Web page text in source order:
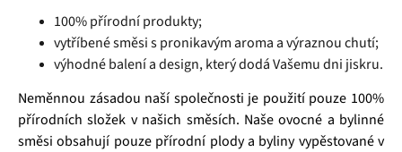
100% přírodní produkty;
vytříbené směsi s pronikavým aroma a výraznou chutí;
výhodné balení a design, který dodá Vašemu dni jiskru.
Neměnnou zásadou naší společnosti je použití pouze 100%
přírodních složek v našich směsích. Naše ovocné a bylinné
směsi obsahují pouze přírodní plody a byliny vypěstované v